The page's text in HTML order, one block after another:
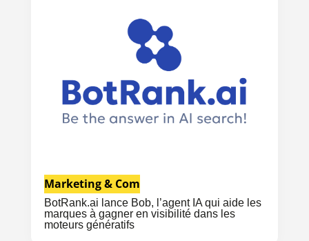
BotRank.ai lance Bob, l’agent IA qui aide les
marques à gagner en visibilité dans les
moteurs génératifs
Marketing & Com